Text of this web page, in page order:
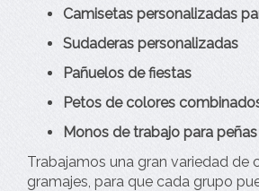
Camisetas personalizadas
Sudaderas personalizadas
Pañuelos de fiestas
Petos de colores
Monos de trabajo para peñas
Trabajamos una gran variedad de
gramajes, para que cada grupo